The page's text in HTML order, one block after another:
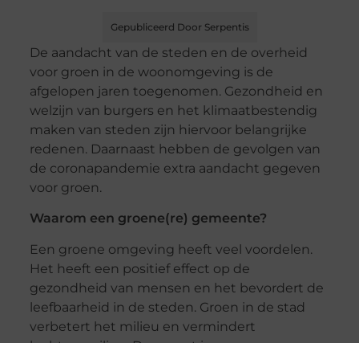
Gepubliceerd Door Serpentis
De aandacht van de steden en de overheid
voor groen in de woonomgeving is de
afgelopen jaren toegenomen. Gezondheid en
welzijn van burgers en het klimaatbestendig
maken van steden zijn hiervoor belangrijke
redenen. Daarnaast hebben de gevolgen van
de coronapandemie extra aandacht gegeven
voor groen.
Waarom een groene(re) gemeente?
Een groene omgeving heeft veel voordelen.
Het heeft een positief effect op de
gezondheid van mensen en het bevordert de
leefbaarheid in de steden. Groen in de stad
verbetert het milieu en vermindert